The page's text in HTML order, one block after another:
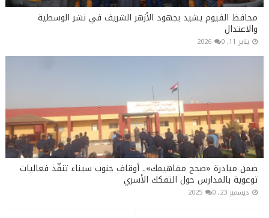
محافظ الفيوم يشيد بجهود الأزهر الشريف في نشر الوسطية
والاعتدال
يناير 11, 2026 0
ضمن مبادرة «صحح مفاهيمك».. أوقاف جنوب سيناء تنفّذ فعاليات
توعوية بالمدارس حول التفكك الأسري
ديسمبر 23, 2025 0